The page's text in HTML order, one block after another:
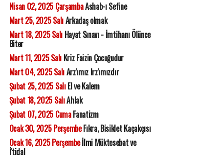
Nisan 02, 2025 ÇarşambaAshab-ı Sefine
Mart 25, 2025 SalıArkadaş olmak
Mart 18, 2025 SalıHayat Sınavı - İmtihanı Ölünce
Biter
Mart 11, 2025 SalıKriz Faizin Çocuğudur
Mart 04, 2025 SalıArz'ımız Irz'ımızdır
Şubat 25, 2025 SalıEl ve Kalem
Şubat 18, 2025 SalıAhlak
Şubat 07, 2025 CumaFanatizm
Ocak 30, 2025 PerşembeFıkra, Bisiklet Kaçakçısı
Ocak 16, 2025 Perşembeİlmi Müktesebat ve
İ'tidal